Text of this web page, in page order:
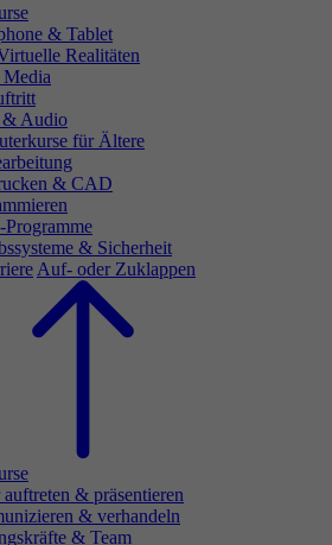
& Tablet
Realitäten
Media
Audio
für Ältere
& CAD
& Sicherheit
Auf- oder Zuklappen
auftreten & präsentieren
& verhandeln
& Team